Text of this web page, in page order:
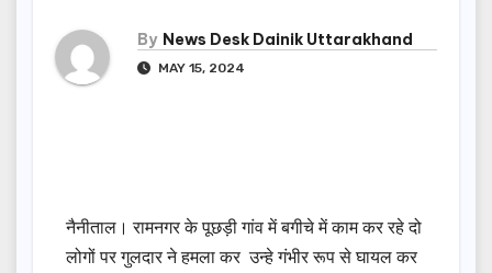
By News Desk Dainik Uttarakhand
MAY 15, 2024
नैनीताल। रामनगर के पूछड़ी गांव में बगीचे में काम कर रहे दो
लोगों पर गुलदार ने हमला कर उन्हे गंभीर रूप से घायल कर